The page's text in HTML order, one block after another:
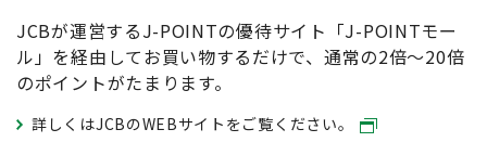
JCBが運営するJ-POINTの優待サイト「J-POINTモー
ル」を経由してお買い物するだけで、通常の2倍～20倍
のポイントがたまります。
詳しくはJCBのWEBサイトをご覧ください。